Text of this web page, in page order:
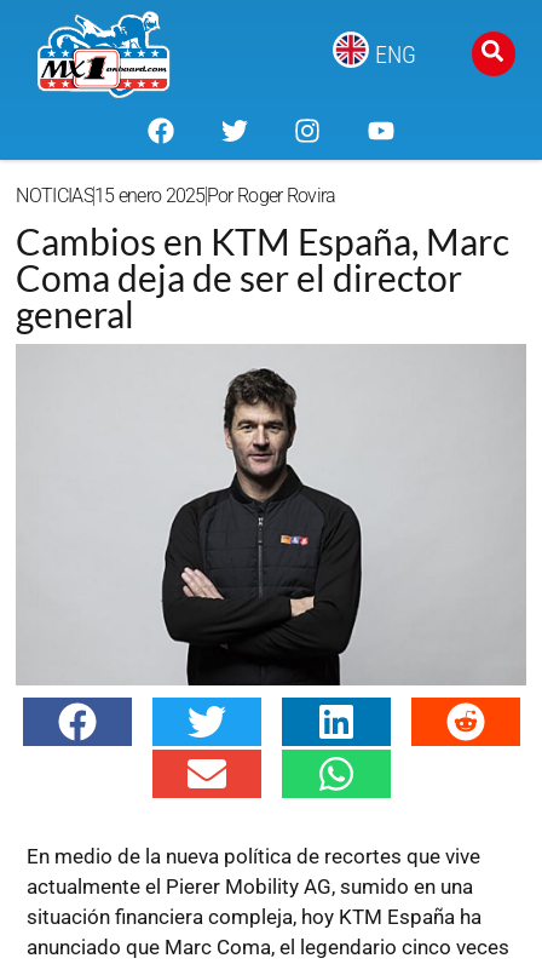
ENG
NOTICIAS15 enero 2025PorRoger Rovira
Cambios en KTM España, Marc
Coma deja de ser el director
general
En medio de la nueva política de recortes que vive
actualmente el Pierer Mobility AG, sumido en una
situación financiera compleja, hoy KTM España ha
anunciado que Marc Coma, el legendario cinco veces